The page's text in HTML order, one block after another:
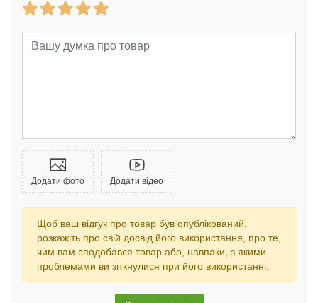
Додати фото Додати відео
Щоб ваш відгук про товар був опублікований,
розкажіть про свій досвід його використання, про те,
чим вам сподобався товар або, навпаки, з якими
проблемами ви зіткнулися при його використанні.